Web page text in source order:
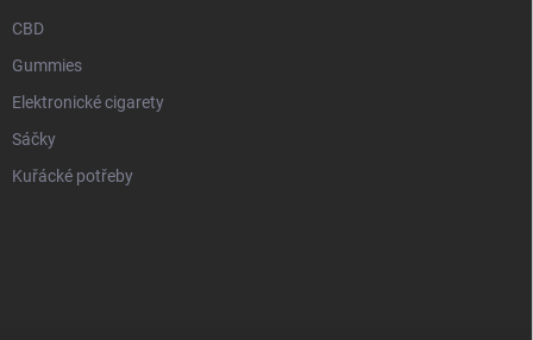
CBD
Gummies
Elektronické cigarety
Sáčky
Kuřácké potřeby